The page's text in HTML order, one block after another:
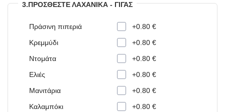
3.ΠΡΟΣΘΈΣΤΕ ΛΑΧΑΝΙΚΆ - ΓΊΓΑΣ
Πράσινη πιπεριά
+0.80 €
Κρεμμύδι
+0.80 €
Ντομάτα
+0.80 €
Ελιές
+0.80 €
Μανιτάρια
+0.80 €
Καλαμπόκι
+0.80 €